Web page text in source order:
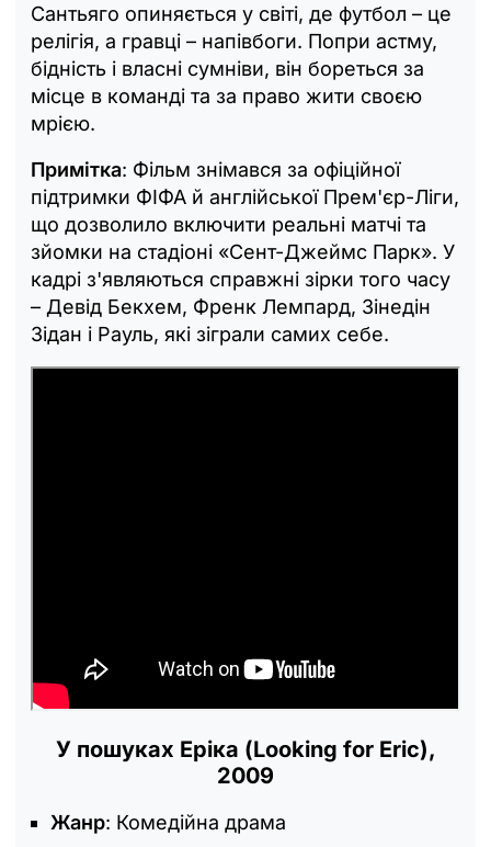
Сантьяго опиняється у світі, де футбол – це
релігія, а гравці – напівбоги. Попри астму,
бідність і власні сумніви, він бореться за
місце в команді та за право жити своєю
мрією.
Примітка: Фільм знімався за офіційної
підтримки ФІФА й англійської Прем'єр-Ліги,
що дозволило включити реальні матчі та
зйомки на стадіоні «Сент-Джеймс Парк». У
кадрі з'являються справжні зірки того часу
– Девід Бекхем, Френк Лемпард, Зінедін
Зідан і Рауль, які зіграли самих себе.
У пошуках Еріка (Looking for Eric),
2009
Жанр: Комедійна драма